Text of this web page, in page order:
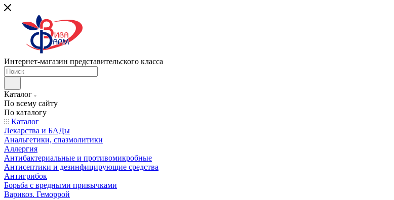
Интернет-магазин представительского класса
Каталог
По всему сайту
По каталогу
Каталог
Лекарства и БАДы
Анальгетики, спазмолитики
Аллергия
Антибактериальные и противомикробные
Антисептики и дезинфицирующие средства
Антигрибок
Борьба с вредными привычками
Варикоз. Геморрой